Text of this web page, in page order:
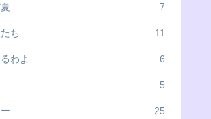
7
ち 11
わよ 6
5
25